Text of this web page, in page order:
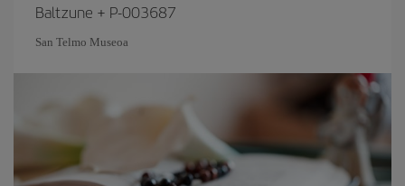
Baltzune + P-003687
San Telmo Museoa